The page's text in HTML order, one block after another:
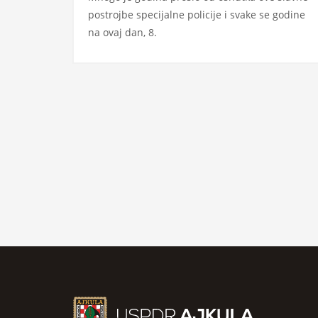
postrojbe specijalne policije i svake se godine
na ovaj dan, 8.